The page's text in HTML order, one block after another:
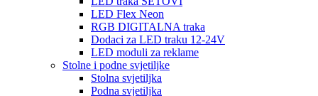
LED Flex Neon
RGB DIGITALNA traka
Dodaci za LED traku 12-24V
LED moduli za reklame
Stolne i podne svjetiljke
Stolna svjetiljka
Podna svjetiljka